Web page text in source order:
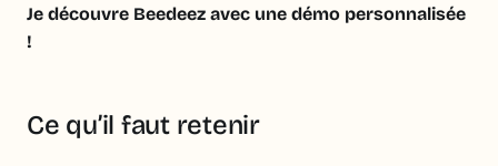
Je découvre Beedeez avec une démo personnalisée
!
Ce qu’il faut retenir